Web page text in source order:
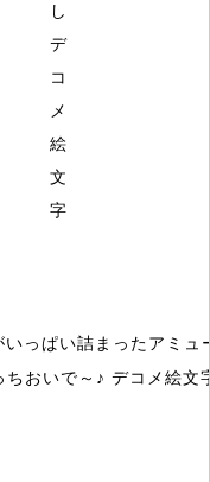
っぱい詰まったアミュ